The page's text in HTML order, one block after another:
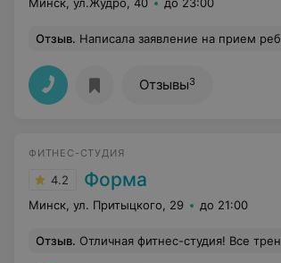
Отзыв. Написала заявление на прием ребенка в секцию. Сразу предложили тренера за 120
Отзывы3
ФИТНЕС-СТУДИЯ
4.2 Форма
Минск, ул. Притыцкого, 29 до 21:00
Отзыв. Отличная фитнес-студия! Все тренажеры новые! Отличные тренеры! Студия новая и красивая, поддерживается